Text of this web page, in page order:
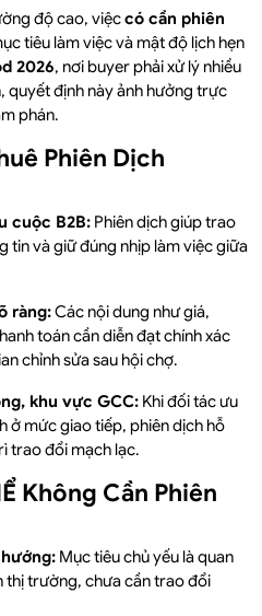
độ cao, việccó cần phiên
tiêu làm việc và mật độ lịch hẹn
2026, nơi buyer phải xử lý nhiều
quyết định này ảnh hưởng trực
phán.
Phiên Dịch
cuộc B2B: Phiên dịch giúp trao
tin và giữ đúng nhịp làm việc giữa
ràng:Các nội dung như giá,
toán cần diễn đạt chính xác
chỉnh sửa sau hội chợ.
khu vực GCC: Khi đối tác ưu
ở mức giao tiếp, phiên dịch hỗ
trao đổi mạch lạc.
Không Cần Phiên
Mục tiêu chủ yếu là quan
thị trường, chưa cần trao đổi